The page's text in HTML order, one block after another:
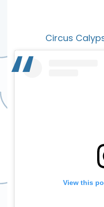
Circus
View this